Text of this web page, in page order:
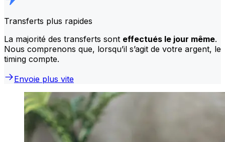
Transferts plus rapides
La majorité des transferts sont effectués le jour même.
Nous comprenons que, lorsqu’il s’agit de votre argent, le
timing compte.
Envoie plus vite